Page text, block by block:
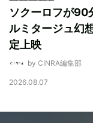
ソクーロフが90
ルミタージュ幻
定上映
by CINRA編集部
2026.08.07